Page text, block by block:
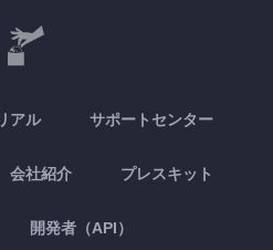
アル サポートセンター
会社紹介 プレスキット
開発者（API）